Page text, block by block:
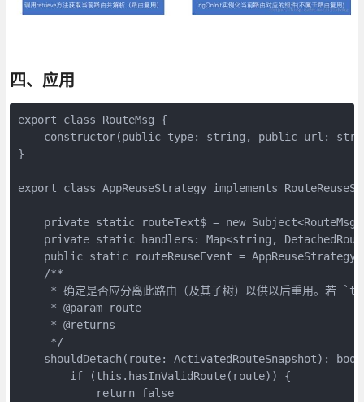
四、应用
export class RouteMsg {
constructor(public type: string, public url:
}
export class AppReuseStrategy implements
private static routeText$ = new
private static handlers: Map<string,
public static routeReuseEvent =
    /**
* 确定是否应分离此路由（及其子树）以供以后重用。若
     * @param route
     * @returns
     */
shouldDetach(route: ActivatedRouteSnapshot):
        if (this.hasInValidRoute(route)) {
            return false